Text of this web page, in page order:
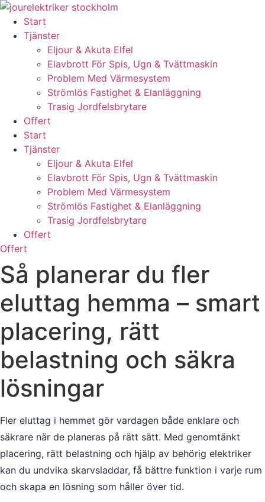
Skip
content
Start
Tjänster
Eljour & Akuta Elfel
Elavbrott För Spis, Ugn & Tvättmaskin
Problem Med Värmesystem
Strömlös Fastighet & Elanläggning
Trasig Jordfelsbrytare
Offert
Start
Tjänster
Eljour & Akuta Elfel
Elavbrott För Spis, Ugn & Tvättmaskin
Problem Med Värmesystem
Strömlös Fastighet & Elanläggning
Trasig Jordfelsbrytare
Offert
Offert
Så planerar du fler
eluttag hemma – smart
placering, rätt
belastning och säkra
lösningar
Fler eluttag i hemmet gör vardagen både enklare och
säkrare när de planeras på rätt sätt. Med genomtänkt
placering, rätt belastning och hjälp av behörig elektriker
kan du undvika skarvsladdar, få bättre funktion i varje rum
och skapa en lösning som håller över tid.